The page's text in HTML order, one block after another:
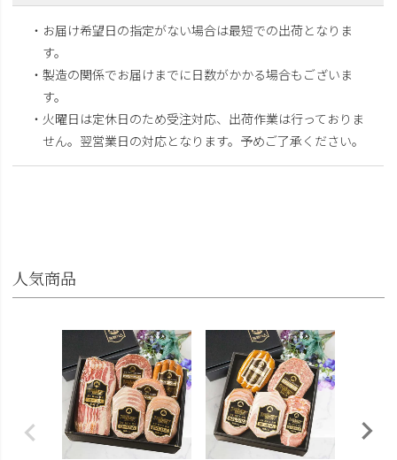
・お届け希望日の指定がない場合は最短での出荷となりま
す。
・製造の関係でお届けまでに日数がかかる場合もございま
す。
・火曜日は定休日のため受注対応、出荷作業は行っておりま
せん。翌営業日の対応となります。予めご了承ください。
人気商品